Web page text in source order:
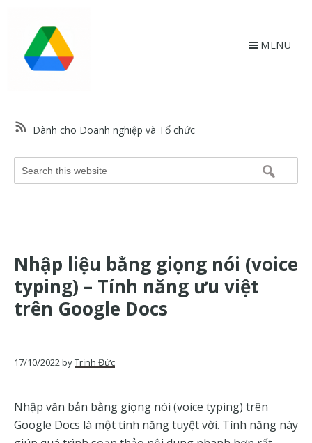
content
footer
web
hỗ
trợ
Google
các
sản
phẩm
của
Dành cho Doanh nghiệp và Tổ chức
Search
this
MENU
Nhập liệu bằng giọng nói (voice
typing) – Tính năng ưu việt
trên Google Docs
17/10/2022byTrịnh Đức
Nhập văn bản bằng giọng nói (voice typing) trên
Google Docs là một tính năng tuyệt vời. Tính năng này